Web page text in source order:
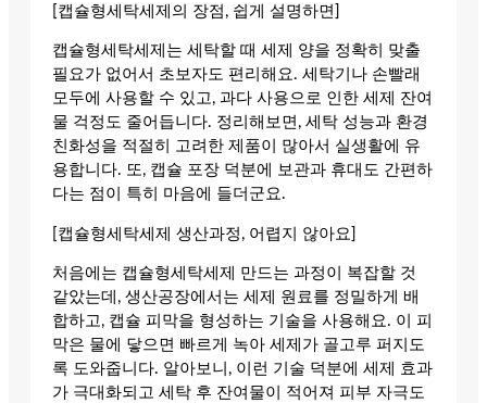
[캡슐형세탁세제의 장점, 쉽게 설명하면]
캡슐형세탁세제는 세탁할 때 세제 양을 정확히 맞출
필요가 없어서 초보자도 편리해요. 세탁기나 손빨래
모두에 사용할 수 있고, 과다 사용으로 인한 세제 잔여
물 걱정도 줄어듭니다. 정리해보면, 세탁 성능과 환경
친화성을 적절히 고려한 제품이 많아서 실생활에 유
용합니다. 또, 캡슐 포장 덕분에 보관과 휴대도 간편하
다는 점이 특히 마음에 들더군요.
[캡슐형세탁세제 생산과정, 어렵지 않아요]
처음에는 캡슐형세탁세제 만드는 과정이 복잡할 것
같았는데, 생산공장에서는 세제 원료를 정밀하게 배
합하고, 캡슐 피막을 형성하는 기술을 사용해요. 이 피
막은 물에 닿으면 빠르게 녹아 세제가 골고루 퍼지도
록 도와줍니다. 알아보니, 이런 기술 덕분에 세제 효과
가 극대화되고 세탁 후 잔여물이 적어져 피부 자극도